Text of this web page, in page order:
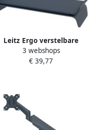
Leitz Ergo verstelbare
monitorstandaard
donkergrijs
3 webshops
€ 39,77